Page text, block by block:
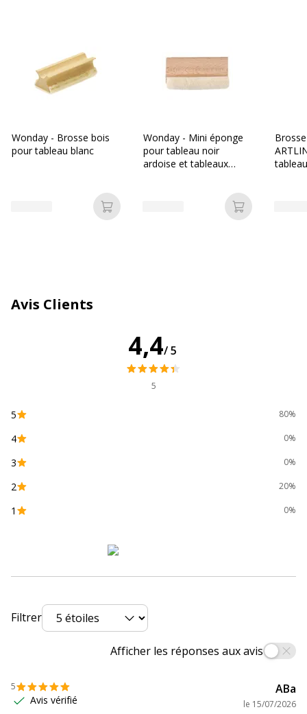
Référence produit fabricant 58700
65 mm
Wonday - Brosse bois
pour tableau blanc
Ajouter au panier
Wonday - Mini éponge
pour tableau noir
ardoise et tableaux
Ajouter au
Avis Clients
4,4/5
5
5 80%
4 0%
3 0%
2 20%
1 0%
Filtrer
Afficher les réponses aux avis
5
Avis vérifié
ABa
le 15/07/2026